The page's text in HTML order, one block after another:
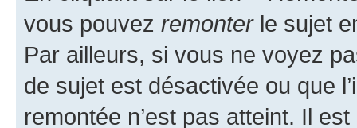
vous pouvez remonterle sujet
Par ailleurs, si vous ne voyez
de sujet est désactivée ou que
remontée n’est pas atteint. Il